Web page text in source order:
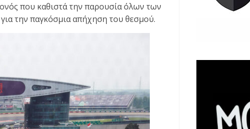
που καθιστά την παρουσία όλων των
την παγκόσμια απήχηση του θεσμού.